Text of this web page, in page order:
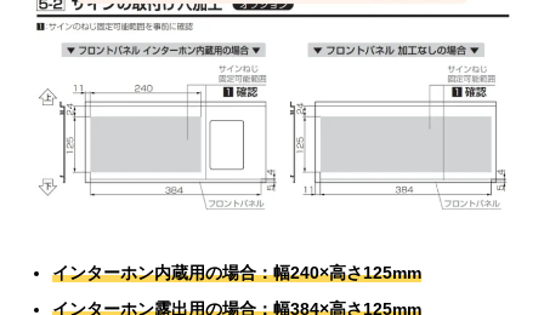
インターホン内蔵用の場合：幅240×高さ125mm
インターホン露出用の場合：幅384×高さ125mm